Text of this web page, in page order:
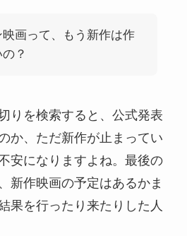
画って、もう新作は作
？
りを検索すると、公式発表
か、ただ新作が止まってい
安になりますよね。最後の
新作映画の予定はあるかま
果を行ったり来たりした人